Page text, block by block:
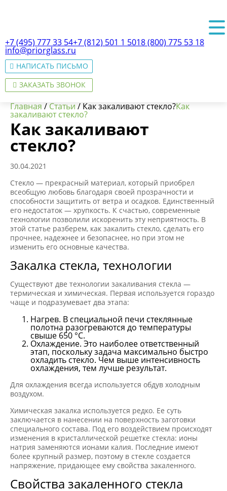
+7 (495) 777 33 54+7 (812) 501 1 5018 (800) 775 53 18
info@priorglass.ru
НАПИСАТЬ ПИСЬМО
ЗАКАЗАТЬ ЗВОНОК
О нас
Главная / Статьи / Как закаливают стекло?Как
закаливают стекло?
Как закаливают
стекло?
30.04.2021
Стекло — прекрасный материал, который приобрел
всеобщую любовь благодаря своей прозрачности и
способности защитить от ветра и осадков. Единственный
его недостаток — хрупкость. К счастью, современные
технологии позволили искоренить эту неприятность. В
этой статье разберем, как закалить стекло, сделать его
прочнее, надежнее и безопаснее, но при этом не
изменить его основные качества.
Закалка стекла, технологии
Существуют две технологии закаливания стекла —
термическая и химическая. Первая используется гораздо
чаще и подразумевает два этапа:
Нагрев. В специальной печи стеклянные
полотна разогреваются до температуры
свыше 650 °C.
Охлаждение. Это наиболее ответственный
этап, поскольку задача максимально быстро
охладить стекло. Чем выше интенсивность
охлаждения, тем лучше результат.
Для охлаждения всегда используется обдув холодным
воздухом.
Химическая закалка используется редко. Ее суть
заключается в нанесении на поверхность заготовки
специального состава. Под его воздействием происходят
изменения в кристаллической решетке стекла: ионы
натрия заменяются ионами калия. Последние имеют
более крупный размер, поэтому в стекле создается
напряжение, придающее ему свойства закаленного.
Свойства закаленного стекла